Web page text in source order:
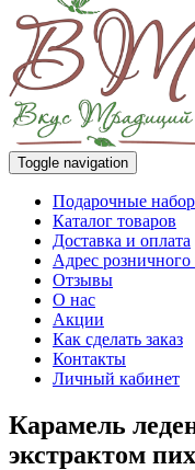
Toggle navigation
Подарочные
Каталог товаров
Доставка и оплата
Адрес розничного
Отзывы
О нас
Акции
Как сделать заказ
Контакты
Личный кабинет
Карамель
экстрактом